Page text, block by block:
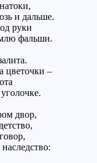
и дальше.
руки
фальши.
цветочки –
двор,